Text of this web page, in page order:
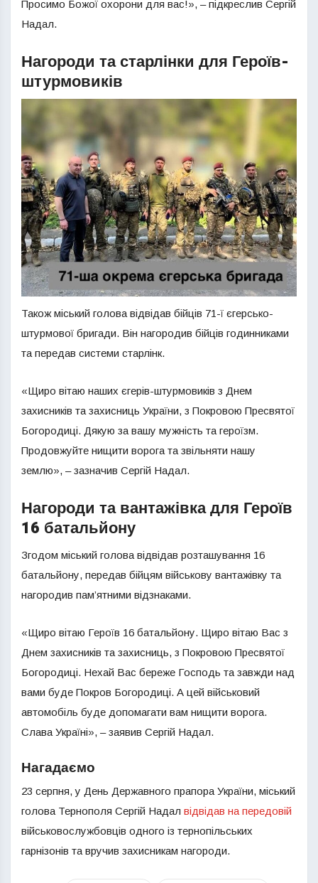
Просимо Божої охорони для вас!», – підкреслив Сергій
Надал.
Нагороди та старлінки для Героїв-
штурмовиків
Також міський голова відвідав бійців 71-ї єгерсько-
штурмової бригади. Він нагородив бійців годинниками
та передав системи старлінк.
«Щиро вітаю наших єгерів-штурмовиків з Днем
захисників та захисниць України, з Покровою Пресвятої
Богородиці. Дякую за вашу мужність та героїзм.
Продовжуйте нищити ворога та звільняти нашу
землю», – зазначив Сергій Надал.
Нагороди та вантажівка для Героїв
16 батальйону
Згодом міський голова відвідав розташування 16
батальйону, передав бійцям військову вантажівку та
нагородив пам’ятними відзнаками.
«Щиро вітаю Героїв 16 батальйону. Щиро вітаю Вас з
Днем захисників та захисниць, з Покровою Пресвятої
Богородиці. Нехай Вас береже Господь та завжди над
вами буде Покров Богородиці. А цей військовий
автомобіль буде допомагати вам нищити ворога.
Слава Україні», – заявив Сергій Надал.
Нагадаємо
23 серпня, у День Державного прапора України, міський
голова Тернополя Сергій Надал відвідав на передовій
військовослужбовців одного із тернопільських
гарнізонів та вручив захисникам нагороди.